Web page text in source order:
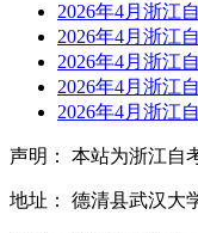
2026年4月浙江
2026年4月浙江
2026年4月浙江
2026年4月浙江
2026年4月浙江
声明： 本站为浙江自
地址： 德清县武汉大